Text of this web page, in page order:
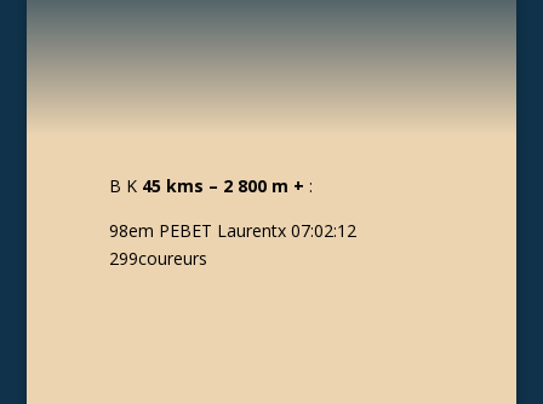
B K 45 kms – 2 800 m + :
98em PEBET Laurentx 07:02:12
299coureurs